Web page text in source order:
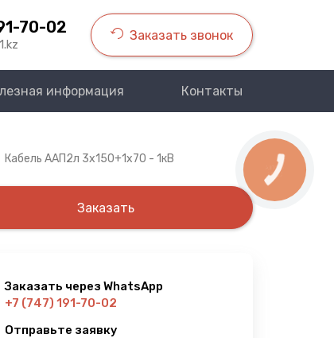
70-02 Заказать звонок
информация Контакты
Кабель ААП2л 3х150+1х70 - 1кВ
Заказать
Заказать через WhatsApp
+7 (747) 191-70-02
Отправьте заявку
КНОПКА
СВЯЗИ